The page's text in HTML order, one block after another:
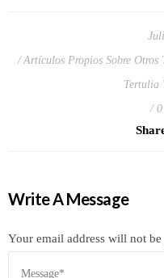
Artículos Propios Sobre Otros
Tertulia
0
Write A Message
Your email address will not